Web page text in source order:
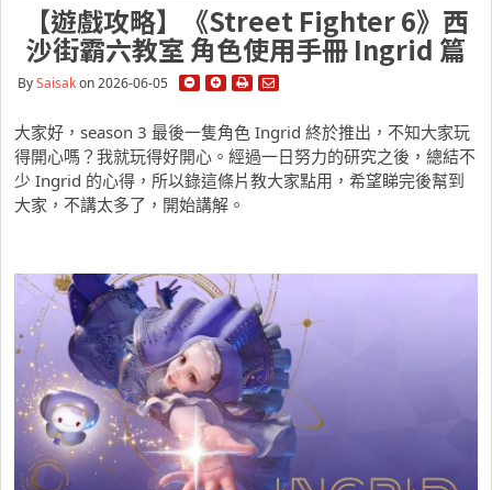
【遊戲攻略】《Street Fighter 6》西
沙街霸六教室 角色使用手冊 Ingrid 篇
BySaisakon 2026-06-05
大家好，season 3 最後一隻角色 Ingrid 終於推出，不知大家玩
得開心嗎？我就玩得好開心。經過一日努力的研究之後，總結不
少 Ingrid 的心得，所以錄這條片教大家點用，希望睇完後幫到
大家，不講太多了，開始講解。